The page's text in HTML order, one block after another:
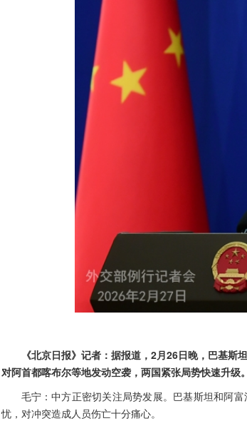
《北京日报》记者：据报道，2月26日晚，巴基
对阿首都喀布尔等地发动空袭，两国紧张局势快速升级
毛宁：中方正密切关注局势发展。巴基斯坦和阿
忧，对冲突造成人员伤亡十分痛心。